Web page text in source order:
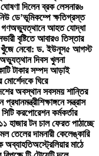
দিলেন ব্রক লেসনার৬
ডে’ভূমিকম্পে ক্ষতিগ্রস্ত
আহত যোদ্ধা
ভারী বৃষ্টিতে আবারও তিস্তার
খুঁজে নেবো: ড. ইউনূস৫ আগস্ট
দিবস খুলনা
টাকার সম্পদ আড়াই
ঘিরে
অবস্থান সবসময় শান্তির
শিক্ষাঙ্গনে সন্ত্রাস
করপোরেশন কর্মকর্তার
হাজার টন চাল ফেরত পাঠাচ্ছে
তেলের দামনারী কেলেঙ্কারি
অব্যাহতিঅস্ট্রেলিয়ার মাঠে